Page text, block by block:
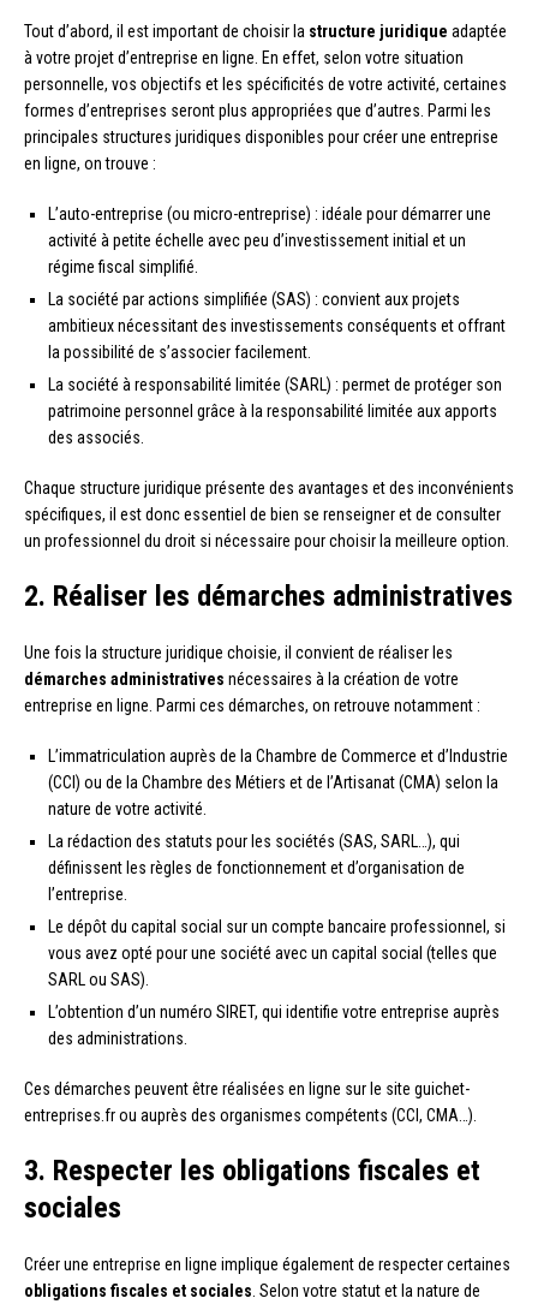
Tout d’abord, il est important de choisir la structure juridique adaptée
à votre projet d’entreprise en ligne. En effet, selon votre situation
personnelle, vos objectifs et les spécificités de votre activité, certaines
formes d’entreprises seront plus appropriées que d’autres. Parmi les
principales structures juridiques disponibles pour créer une entreprise
en ligne, on trouve :
L’auto-entreprise (ou micro-entreprise) : idéale pour démarrer une
activité à petite échelle avec peu d’investissement initial et un
régime fiscal simplifié.
La société par actions simplifiée (SAS) : convient aux projets
ambitieux nécessitant des investissements conséquents et offrant
la possibilité de s’associer facilement.
La société à responsabilité limitée (SARL) : permet de protéger son
patrimoine personnel grâce à la responsabilité limitée aux apports
des associés.
Chaque structure juridique présente des avantages et des inconvénients
spécifiques, il est donc essentiel de bien se renseigner et de consulter
un professionnel du droit si nécessaire pour choisir la meilleure option.
2. Réaliser les démarches administratives
Une fois la structure juridique choisie, il convient de réaliser les
démarches administratives nécessaires à la création de votre
entreprise en ligne. Parmi ces démarches, on retrouve notamment :
L’immatriculation auprès de la Chambre de Commerce et d’Industrie
(CCI) ou de la Chambre des Métiers et de l’Artisanat (CMA) selon la
nature de votre activité.
La rédaction des statuts pour les sociétés (SAS, SARL…), qui
définissent les règles de fonctionnement et d’organisation de
l’entreprise.
Le dépôt du capital social sur un compte bancaire professionnel, si
vous avez opté pour une société avec un capital social (telles que
SARL ou SAS).
L’obtention d’un numéro SIRET, qui identifie votre entreprise auprès
des administrations.
Ces démarches peuvent être réalisées en ligne sur le site guichet-
entreprises.fr ou auprès des organismes compétents (CCI, CMA…).
3. Respecter les obligations fiscales et
sociales
Créer une entreprise en ligne implique également de respecter certaines
obligations fiscales et sociales . Selon votre statut et la nature de